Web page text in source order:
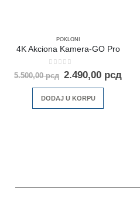
POKLONI
4K Akciona Kamera-GO Pro
out of 5
5.500,00рсд 2.490,00 рсд
DODAJ U KORPU